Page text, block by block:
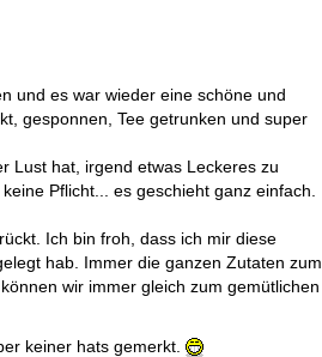
und es war wieder eine schöne und
gesponnen, Tee getrunken und super
Lust hat, irgend etwas Leckeres zu
Pflicht... es geschieht ganz einfach.
Ich bin froh, dass ich mir diese
hab. Immer die ganzen Zutaten zum
wir immer gleich zum gemütlichen
keiner hats gemerkt.